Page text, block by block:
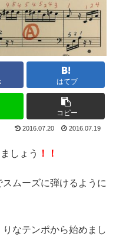
はてブ
コピー
2016.07.20 2016.07.19
しょう ！！
ムーズに弾けるように
なテンポから始めまし